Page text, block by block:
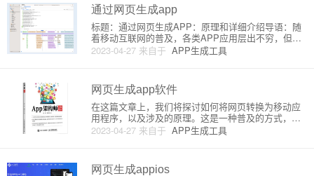
通过网页生成app
2023-04-27 来自于 APP生成工具
标题：通过网页生成APP：原理和详细介绍导语：随
着移动互联网的普及，各类APP应用层出不穷，但AP
P开发过程中的技术和成本门槛依然很高。今天我们将
探索一种简便的方法——将现有网站转化为APP应
和操作方法。1.
网页生成app软件
2023-04-27 来自于 APP生成工具
在这篇文章上，我们将探讨如何将网页转换为移动应
用程序，以及涉及的原理。这是一种普及的方式，让
企业和开发者能够将现有的 Web 应用迅速转换为移动
应用程序，无需重新编写代码。为了让您更好地了解
应用程序与原生
网页生成appios